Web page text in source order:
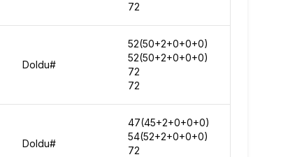
72
Doldu#
52(50+2+0+0+0)
52(50+2+0+0+0)
72
72
Doldu#
47(45+2+0+0+0)
54(52+2+0+0+0)
72